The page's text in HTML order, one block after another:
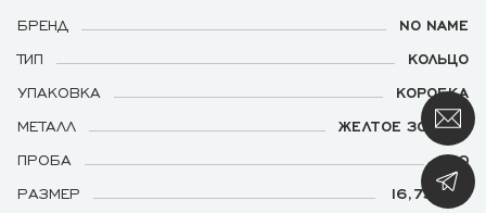
БРЕНД
NO NAME
ТИП
КОЛЬЦО
УПАКОВКА
КОРОБКА
МЕТАЛЛ
ЖЕЛТОЕ ЗОЛОТО
ПРОБА
750
РАЗМЕР
16,75 (53)